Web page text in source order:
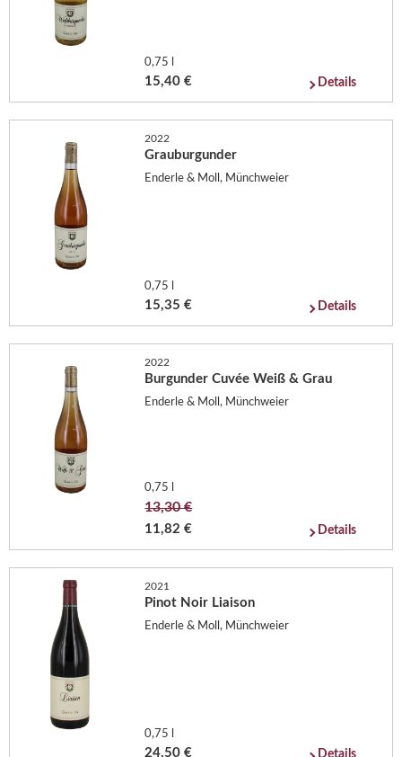
0,75 l
15,40 € Details
2022
Grauburgunder
Enderle & Moll, Münchweier
0,75 l
15,35 € Details
2022
Burgunder Cuvée Weiß & Grau
Enderle & Moll, Münchweier
0,75 l
13,30 €
11,82 € Details
2021
Pinot Noir Liaison
Enderle & Moll, Münchweier
0,75 l
24,50 € Details